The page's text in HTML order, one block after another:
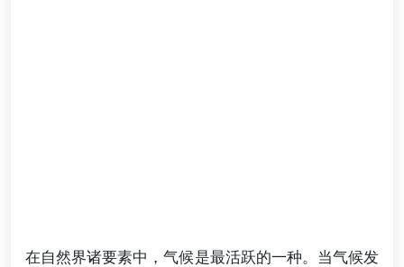
在自然界诸要素中，气候是最活跃的一种。当气候发